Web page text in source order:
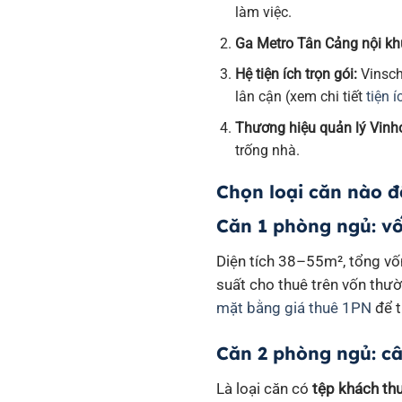
làm việc.
Ga Metro Tân Cảng nội
Hệ tiện ích trọn gói:
lân cận (xem chi tiết tiện
Thương hiệu quản lý
trống nhà.
Chọn loại căn nào
Căn 1 phòng ngủ:
Diện tích 38–55m², tổng
suất cho thuê trên vốn
mặt bằng giá thuê 1PN để
Căn 2 phòng ngủ:
Là loại căn có tệp khách